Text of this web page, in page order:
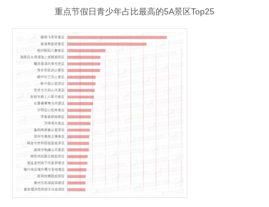
重点节假日青少年占比最高的5A景区Top25